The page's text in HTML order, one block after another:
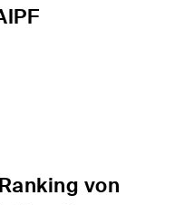
von